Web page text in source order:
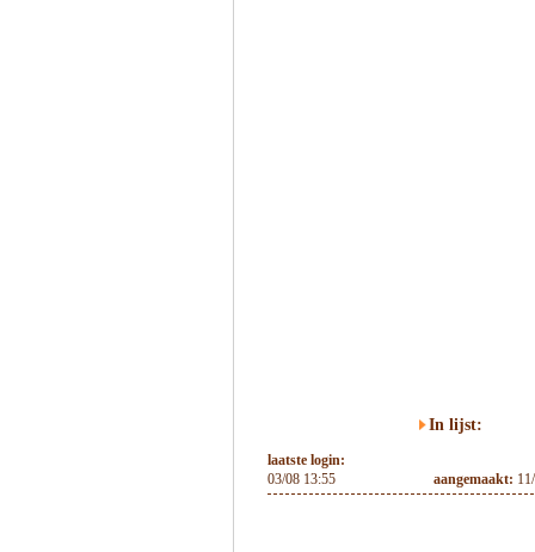
In lijst:
laatste login:
03/08 13:55
aangemaakt: